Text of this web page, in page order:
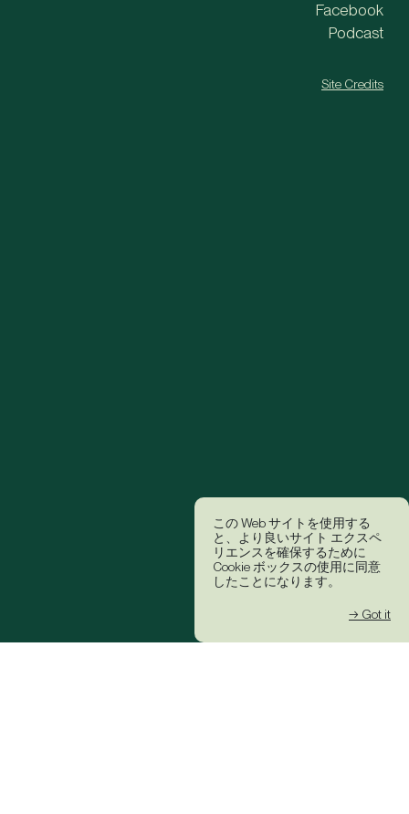
この Web サイトを使用する
と、より良いサイト エクスペ
リエンスを確保するために
Cookie ボックスの使用に同意
したことになります。
→ Got it
Facebook
Podcast
Site Credits